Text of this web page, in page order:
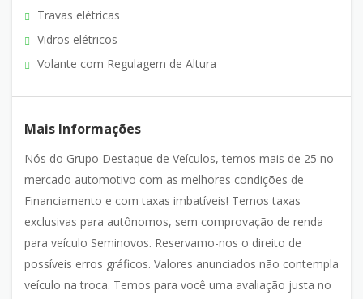
Travas elétricas
Vidros elétricos
Volante com Regulagem de Altura
Mais Informações
Nós do Grupo Destaque de Veículos, temos mais de 25 no
mercado automotivo com as melhores condições de
Financiamento e com taxas imbatíveis! Temos taxas
exclusivas para autônomos, sem comprovação de renda
para veículo Seminovos. Reservamo-nos o direito de
possíveis erros gráficos. Valores anunciados não contempla
veículo na troca. Temos para você uma avaliação justa no